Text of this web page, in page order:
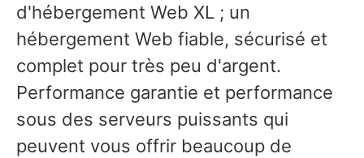
d'hébergement Web XL ; un
hébergement Web fiable, sécurisé et
complet pour très peu d'argent.
Performance garantie et performance
sous des serveurs puissants qui
peuvent vous offrir beaucoup de